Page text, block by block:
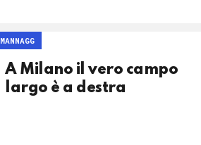
MANNAGG
A Milano il vero campo
largo è a destra